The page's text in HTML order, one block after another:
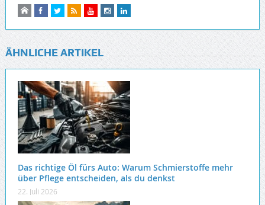
ÄHNLICHE ARTIKEL
Das richtige Öl fürs Auto: Warum Schmierstoffe mehr
über Pflege entscheiden, als du denkst
22. Juli 2026